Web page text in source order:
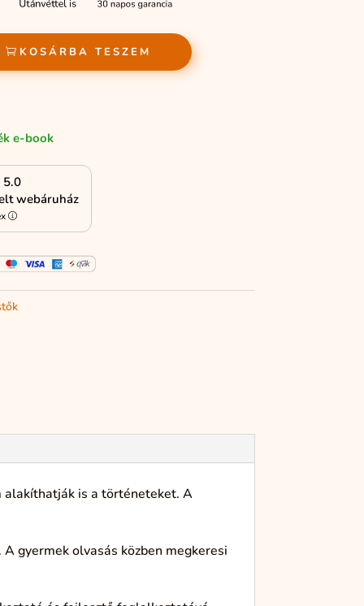
KOSÁRBA TESZEM
e-book
5.0
webáruház
alakíthatják is a történeteket. A
. A gyermek olvasás közben megkeresi